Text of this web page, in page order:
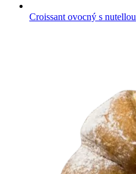
Croissant ovocný s nutellou